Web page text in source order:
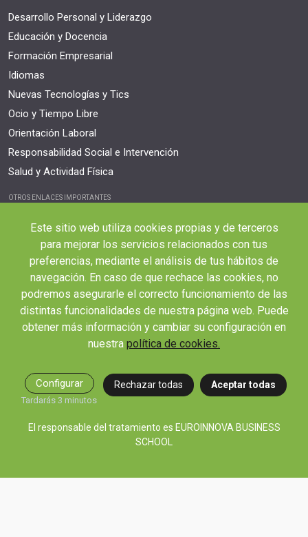
Desarrollo Personal y Liderazgo
Educación y Docencia
Formación Empresarial
Idiomas
Nuevas Tecnologías y Tics
Ocio y Tiempo Libre
Orientación Laboral
Responsabilidad Social e Intervención
Salud y Actividad Física
OTROS ENLACES IMPORTANTES
Webinars y podcast
Revista Innovación Educativa
Contexto Educativo
Desistir contrato aquí
Tienes 14 días desde tu matriculación para cancelar sin coste y recibir el
reembolso completo.
Este sitio web utiliza cookies propias y de terceros
para mejorar los servicios relacionados con tus
preferencias, mediante el análisis de tus hábitos de
navegación. En caso de que rechace las cookies, no
podremos asegurarle el correcto funcionamiento de las
distintas funcionalidades de nuestra página web. Puede
obtener más información y cambiar su configuración en
nuestra política de cookies.
Configurar
Tardarás 3 minutos
Rechazar todas Aceptar todas
El responsable del tratamiento es EUROINNOVA BUSINESS
SCHOOL